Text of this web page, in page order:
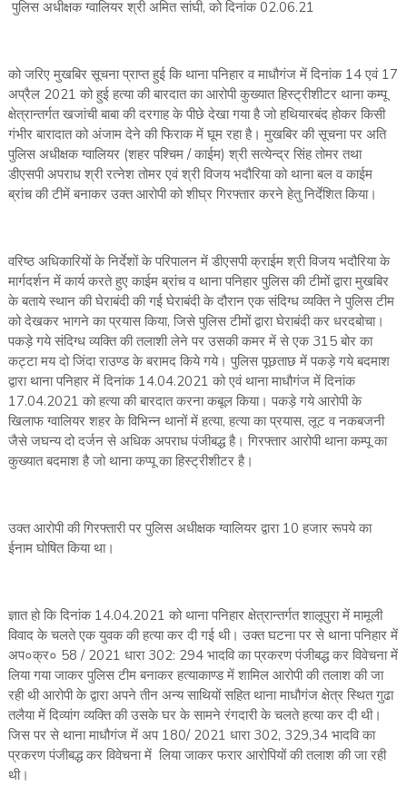
पुलिस अधीक्षक ग्वालियर श्री अमित सांघी, को दिनांक 02.06.21
को जरिए मुखबिर सूचना प्राप्त हुई कि थाना पनिहार व माधौगंज में दिनांक 14 एवं 17
अप्रैल 2021 को हुई हत्या की बारदात का आरोपी कुख्यात हिस्ट्रीशीटर थाना कम्पू
क्षेत्रान्तर्गत खजांची बाबा की दरगाह के पीछे देखा गया है जो हथियारबंद होकर किसी
गंभीर बारादात को अंजाम देने की फिराक में घूम रहा है। मुखबिर की सूचना पर अति
पुलिस अधीक्षक ग्वालियर (शहर पश्चिम / काईम) श्री सत्येन्द्र सिंह तोमर तथा
डीएसपी अपराध श्री रत्नेश तोमर एवं श्री विजय भदौरिया को थाना बल व काईम
ब्रांच की टीमें बनाकर उक्त आरोपी को शीघ्र गिरफ्तार करने हेतु निर्देशित किया।
वरिष्ठ अधिकारियों के निर्देशों के परिपालन में डीएसपी क्राईम श्री विजय भदौरिया के
मार्गदर्शन में कार्य करते हुए काईम ब्रांच व थाना पनिहार पुलिस की टीमों द्वारा मुखबिर
के बताये स्थान की घेराबंदी की गई घेराबंदी के दौरान एक संदिग्ध व्यक्ति ने पुलिस टीम
को देखकर भागने का प्रयास किया, जिसे पुलिस टीमों द्वारा घेराबंदी कर धरदबोचा।
पकड़े गये संदिग्ध व्यक्ति की तलाशी लेने पर उसकी कमर में से एक 315 बोर का
कट्टा मय दो जिंदा राउण्ड के बरामद किये गये। पुलिस पूछताछ में पकड़े गये बदमाश
द्वारा थाना पनिहार में दिनांक 14.04.2021 को एवं थाना माधौगंज में दिनांक
17.04.2021 को हत्या की बारदात करना कबूल किया। पकड़े गये आरोपी के
खिलाफ ग्वालियर शहर के विभिन्न थानों में हत्या, हत्या का प्रयास, लूट व नकबजनी
जैसे जघन्य दो दर्जन से अधिक अपराध पंजीबद्ध है। गिरफ्तार आरोपी थाना कम्पू का
कुख्यात बदमाश है जो थाना कप्पू का हिस्ट्रीशीटर है।
उक्त आरोपी की गिरफ्तारी पर पुलिस अधीक्षक ग्वालियर द्वारा 10 हजार रूपये का
ईनाम घोषित किया था।
ज्ञात हो कि दिनांक 14.04.2021 को थाना पनिहार क्षेत्रान्तर्गत शालूपुरा में मामूली
विवाद के चलते एक युवक की हत्या कर दी गई थी। उक्त घटना पर से थाना पनिहार में
अप०क्र० 58 / 2021 धारा 302: 294 भादवि का प्रकरण पंजीबद्ध कर विवेचना में
लिया गया जाकर पुलिस टीम बनाकर हत्याकाण्ड में शामिल आरोपी की तलाश की जा
रही थी आरोपी के द्वारा अपने तीन अन्य साथियों सहित थाना माधौगंज क्षेत्र स्थित गुढा
तलैया में दिव्यांग व्यक्ति की उसके घर के सामने रंगदारी के चलते हत्या कर दी थी।
जिस पर से थाना माधौगंज में अप 180/ 2021 धारा 302, 329,34 भादवि का
प्रकरण पंजीबद्ध कर विवेचना में लिया जाकर फरार आरोपियों की तलाश की जा रही
थी।